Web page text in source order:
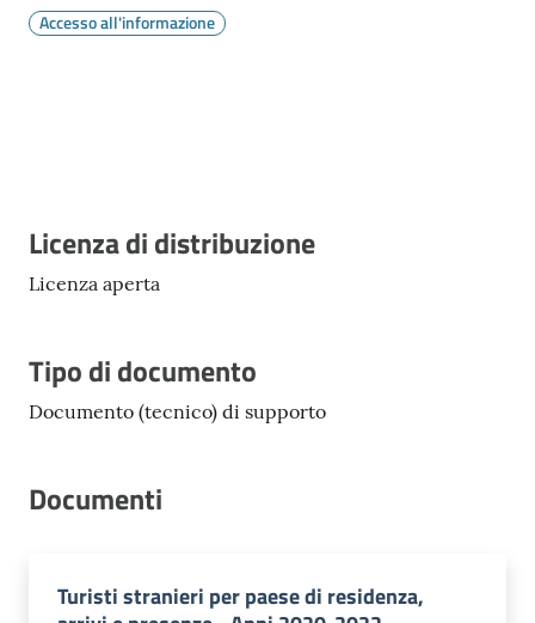
Accesso all'informazione
Descrizione
Licenza di distribuzione
Licenza aperta
Tipo di documento
Documento (tecnico) di supporto
Documenti
Turisti stranieri per paese di residenza,